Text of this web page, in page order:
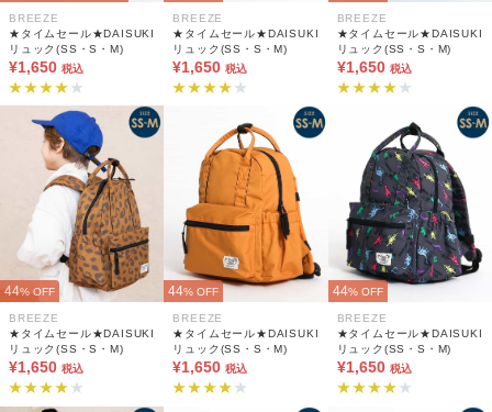
BREEZE
★タイムセール★DAISUKI
リュック(SS・S・M)
¥1,650 税込
BREEZE
★タイムセール★DAISUKI
リュック(SS・S・M)
¥1,650 税込
BREEZE
★タイムセール★DAISUKI
リュック(SS・S・M)
¥1,650 税込
44% OFF
BREEZE
★タイムセール★DAISUKI
リュック(SS・S・M)
¥1,650 税込
44% OFF
BREEZE
★タイムセール★DAISUKI
リュック(SS・S・M)
¥1,650 税込
44% OFF
BREEZE
★タイムセール★DAISUKI
リュック(SS・S・M)
¥1,650 税込